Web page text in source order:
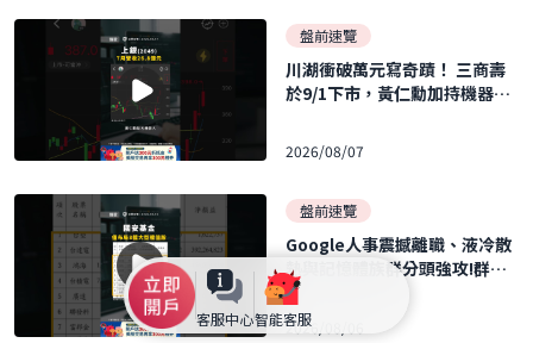
客服中心智能客服
盤前速覽
川湖衝破萬元寫奇蹟！ 三商壽
於9/1下市，黃仁勳加持機器人
6.08.07
2026/08/07
盤前速覽
Google人事震撼離職、液冷散
熱與記憶體族群分頭強攻!群聯
執行長力再刷 40 張 ｜口袋日報
｜2026.08.06
2026/08/06